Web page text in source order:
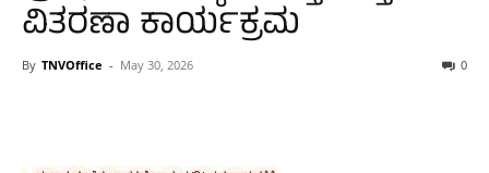
ವಿತರಣಾ ಕಾರ್ಯಕ್ರಮ
By TNVOffice - May 30, 2026 0